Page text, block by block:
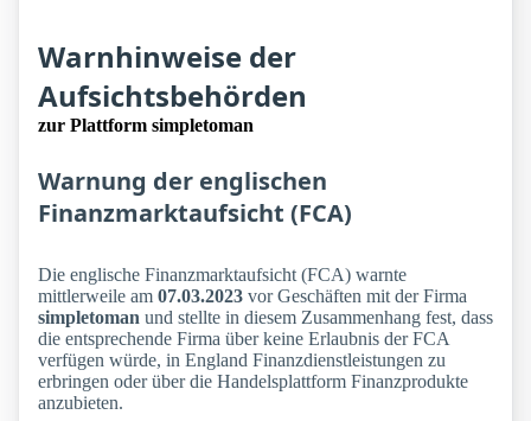
Warnhinweise der
Aufsichtsbehörden
zur Plattform simpletoman
Warnung der englischen
Finanzmarktaufsicht (FCA)
Die englische Finanzmarktaufsicht (FCA) warnte
mittlerweile am 07.03.2023 vor Geschäften mit der Firma
simpletoman und stellte in diesem Zusammenhang fest, dass
die entsprechende Firma über keine Erlaubnis der FCA
verfügen würde, in England Finanzdienstleistungen zu
erbringen oder über die Handelsplattform Finanzprodukte
anzubieten.